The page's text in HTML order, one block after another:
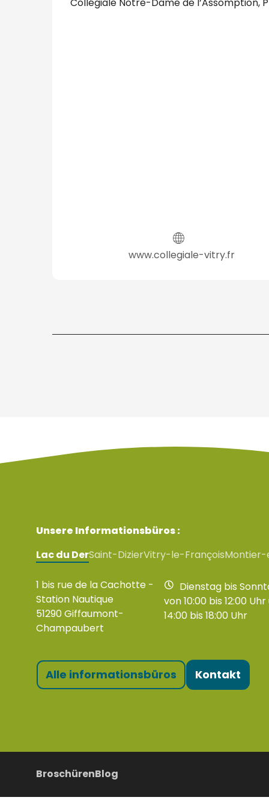
www.collegiale-vitry.fr
Unsere Informationsbüros :
Lac du DerSaint-DizierVitry-le-François
1 bis rue de la Cachotte -
Station Nautique
51290 Giffaumont-
Champaubert
Dienstag bis
von 10:00 bis 12:00
14:00 bis 18:00 Uhr
Alle informationsbüros Kontakt
BroschürenBlog